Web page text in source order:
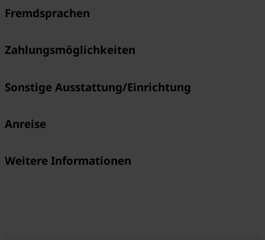
Fremdsprachen
Zahlungsmöglichkeiten
Sonstige Ausstattung/Einrichtung
Anreise
Weitere Informationen